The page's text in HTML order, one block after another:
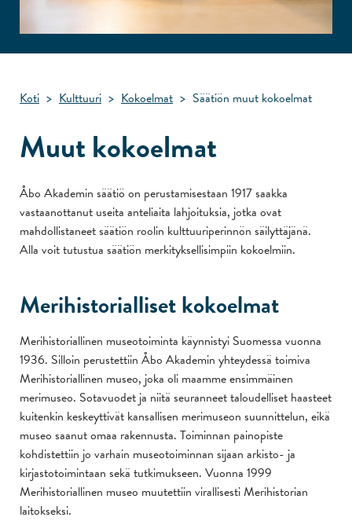
Koti > Kulttuuri > Kokoelmat > Säätiön muut kokoelmat
Muut kokoelmat
Åbo Akademin säätiö on perustamisestaan 1917 saakka
vastaanottanut useita anteliaita lahjoituksia, jotka ovat
mahdollistaneet säätiön roolin kulttuuriperinnön säilyttäjänä.
Alla voit tutustua säätiön merkityksellisimpiin kokoelmiin.
Merihistorialliset kokoelmat
Merihistoriallinen museotoiminta käynnistyi Suomessa vuonna
1936. Silloin perustettiin Åbo Akademin yhteydessä toimiva
Merihistoriallinen museo, joka oli maamme ensimmäinen
merimuseo. Sotavuodet ja niitä seuranneet taloudelliset haasteet
kuitenkin keskeyttivät kansallisen merimuseon suunnittelun, eikä
museo saanut omaa rakennusta. Toiminnan painopiste
kohdistettiin jo varhain museotoiminnan sijaan arkisto- ja
kirjastotoimintaan sekä tutkimukseen. Vuonna 1999
Merihistoriallinen museo muutettiin virallisesti Merihistorian
laitokseksi.